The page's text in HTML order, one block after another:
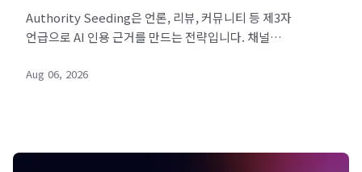
Authority Seeding은 언론, 리뷰, 커뮤니티 등 제3자
언급으로 AI 인용 근거를 만드는 전략입니다. 채널
진단을 요청해 보세요.
Aug 06, 2026